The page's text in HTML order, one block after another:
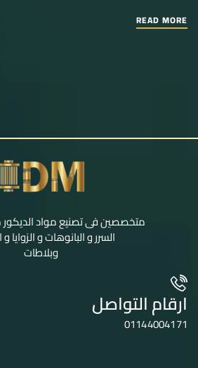
READ MORE
متخصصين فى تصنيع مواد الديكور
السرر و البانوهات و الزوايا
وبلاطات
ارقام التواصل
01144004171